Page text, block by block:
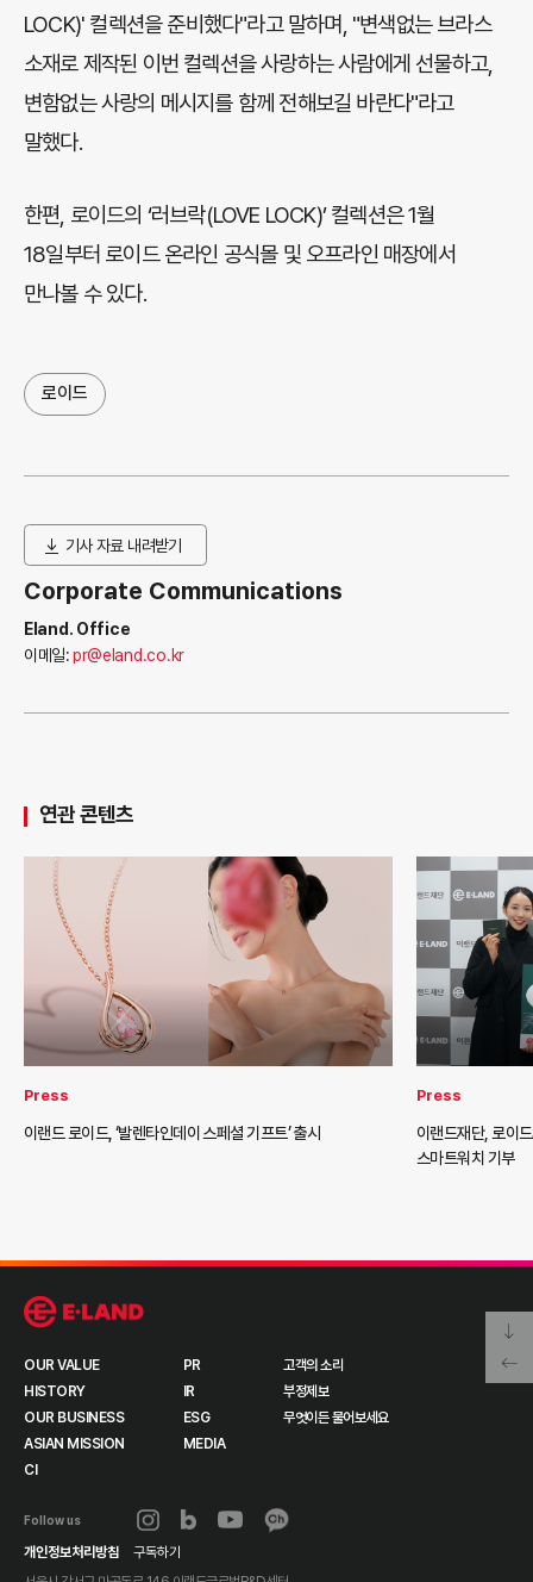
LOCK)' 컬렉션을 준비했다"라고 말하며, "변색없는 브라스
소재로 제작된 이번 컬렉션을 사랑하는 사람에게 선물하고,
변함없는 사랑의 메시지를 함께 전해보길 바란다"라고
말했다.
한편, 로이드의 ‘러브락(LOVE LOCK)’ 컬렉션은 1월
18일부터 로이드 온라인 공식몰 및 오프라인 매장에서
만나볼 수 있다.
로이드
기사 자료 내려받기
Corporate Communications
Eland. Office
이메일:pr@eland.co.kr
연관 콘텐츠
Press
이랜드 로이드, ‘발렌타인데이 스페셜 기프트’ 출시
Press
이랜드재단, 로이
스마트워치 기부
OUR VALUE
HISTORY
OUR BUSINESS
ASIAN MISSION
CI
PR
IR
ESG
MEDIA
고객의 소리
부정제보
무엇이든 물어보세요
Follow us
개인정보처리방침
구독하기